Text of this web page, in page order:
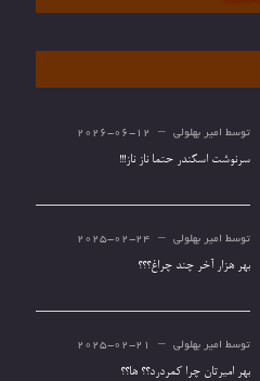
توسط امیر بهلولی 2026-06-12
سرنوشت اسکندر حتما ناز ناز!!!
توسط امیر بهلولی 2025-02-24
بهر هزار آخر چند چراغ؟؟؟
توسط امیر بهلولی 2025-02-21
بهر امیرتان چرا کمردرد؟؟ ها؟؟